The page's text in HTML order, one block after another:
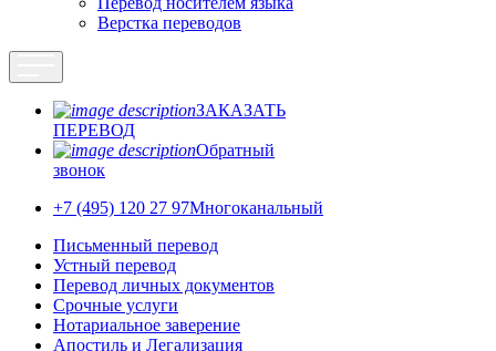
Верстка переводов
ЗАКАЗАТЬ
ПЕРЕВОД
Обратный
звонок
+7 (495) 120 27 97Многоканальный
Письменный перевод
Устный перевод
Перевод личных документов
Срочные услуги
Нотариальное заверение
Апостиль и Легализация